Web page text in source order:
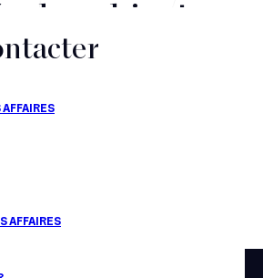
du cabinet,
et nos
jour après
recherche